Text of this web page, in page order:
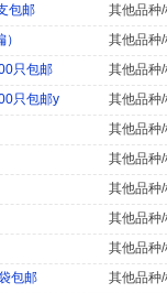
包邮
其他品种
其他品种
只包邮
其他品种
只包邮y
其他品种
其他品种
其他品种
其他品种
其他品种
其他品种
包邮
其他品种